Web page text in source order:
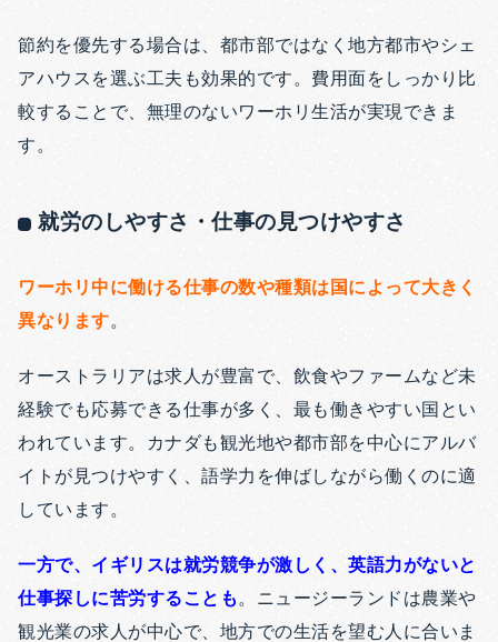
節約を優先する場合は、都市部ではなく地方都市やシェ
アハウスを選ぶ工夫も効果的です。費用面をしっかり比
較することで、無理のないワーホリ生活が実現できま
す。
就労のしやすさ・仕事の見つけやすさ
ワーホリ中に働ける仕事の数や種類は国によって大きく
異なります。
オーストラリアは求人が豊富で、飲食やファームなど未
経験でも応募できる仕事が多く、最も働きやすい国とい
われています。カナダも観光地や都市部を中心にアルバ
イトが見つけやすく、語学力を伸ばしながら働くのに適
しています。
一方で、イギリスは就労競争が激しく、英語力がないと
仕事探しに苦労することも 。ニュージーランドは農業や
観光業の求人が中心で、地方での生活を望む人に合いま